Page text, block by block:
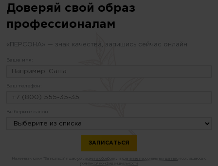
Доверяй свой образ
профессионалам
«ПЕРСОНА» — знак качества, запишись сейчас онлайн
Ваше имя:
Ваш телефон:
Выберите салон:
Нажимая кнопку "Записаться" я даю согласие на обработку и хранение персональных данных
политикой конфиденциальности